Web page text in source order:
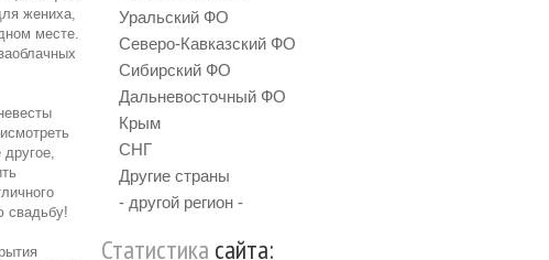
жениха,
месте.
свадьбу!
Уральский ФО
Северо-Кавказский ФО
Сибирский ФО
Дальневосточный ФО
Крым
СНГ
Другие страны
- другой регион -
Статистика сайта: